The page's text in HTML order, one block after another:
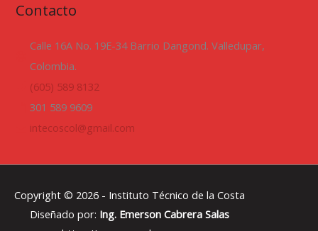
Contacto
Calle 16A No. 19E-34 Barrio Dangond. Valledupar,
Colombia.
(605) 589 8132
301 589 9609
intecoscol@gmail.com
Copyright © 2026 - Instituto Técnico de la Costa
Diseñado por: Ing. Emerson Cabrera Salas